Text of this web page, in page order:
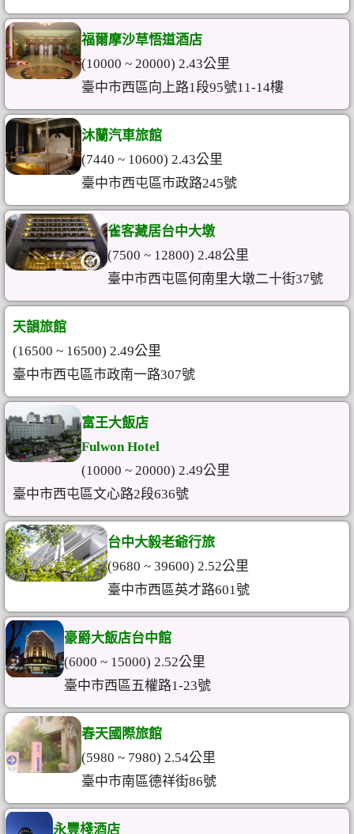
福爾摩沙草悟道酒店
(10000 ~ 20000) 2.43公里
臺中市西區向上路1段95號11-14樓
沐蘭汽車旅館
(7440 ~ 10600) 2.43公里
臺中市西屯區市政路245號
雀客藏居台中大墩
(7500 ~ 12800) 2.48公里
臺中市西屯區何南里大墩二十街37號
天韻旅館
(16500 ~ 16500) 2.49公里
臺中市西屯區市政南一路307號
富王大飯店
Fulwon Hotel
(10000 ~ 20000) 2.49公里
臺中市西屯區文心路2段636號
台中大毅老爺行旅
(9680 ~ 39600) 2.52公里
臺中市西區英才路601號
豪爵大飯店台中館
(6000 ~ 15000) 2.52公里
臺中市西區五權路1-23號
春天國際旅館
(5980 ~ 7980) 2.54公里
臺中市南區德祥街86號
永豐棧酒店